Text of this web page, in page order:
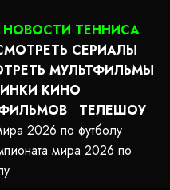
НОВОСТИ ТЕННИСА
СЕРИАЛЫ
МУЛЬТФИЛЬМЫ
КИНО
ТЕЛЕШОУ
2026 по футболу
мира 2026 по